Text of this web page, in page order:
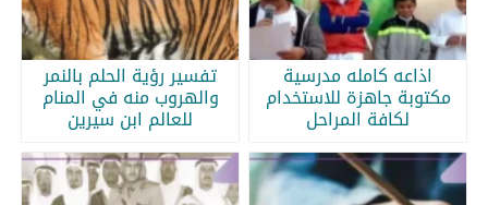
اذاعه كامله مدرسية
مكتوبة جاهزة للاستخدام
لكافة المراحل
تفسير رؤية الحلم بالنمر
والهروب منه في المنام
للعالم ابن سيرين